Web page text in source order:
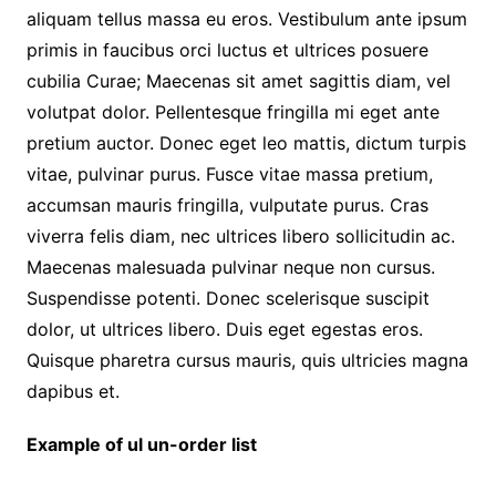
aliquam tellus massa eu eros. Vestibulum ante ipsum
primis in faucibus orci luctus et ultrices posuere
cubilia Curae; Maecenas sit amet sagittis diam, vel
volutpat dolor. Pellentesque fringilla mi eget ante
pretium auctor. Donec eget leo mattis, dictum turpis
vitae, pulvinar purus. Fusce vitae massa pretium,
accumsan mauris fringilla, vulputate purus. Cras
viverra felis diam, nec ultrices libero sollicitudin ac.
Maecenas malesuada pulvinar neque non cursus.
Suspendisse potenti. Donec scelerisque suscipit
dolor, ut ultrices libero. Duis eget egestas eros.
Quisque pharetra cursus mauris, quis ultricies magna
dapibus et.
Example of ul un-order list